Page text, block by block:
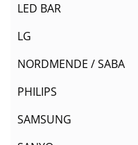
LED BAR
LG
NORDMENDE / SABA
PHILIPS
SAMSUNG